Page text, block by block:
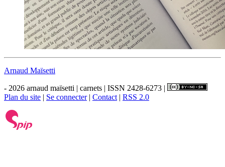
Arnaud Maïsetti
- 2026 arnaud maïsetti | carnets | ISSN 2428-6273 |
Plan du site | Se connecter| Contact | RSS 2.0